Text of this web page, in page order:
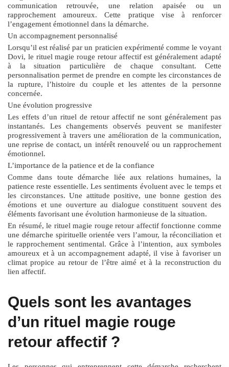
communication retrouvée, une relation apaisée ou un
rapprochement amoureux. Cette pratique vise à renforcer
l’engagement émotionnel dans la démarche.
Un accompagnement personnalisé
Lorsqu’il est réalisé par un praticien expérimenté comme le voyant
Dovi, le rituel magie rouge retour affectifest généralement adapté
à la situation particulière de chaque consultant. Cette
personnalisation permet de prendre en compte les circonstances de
la rupture, l’histoire du couple et les attentes de la personne
concernée.
Une évolution progressive
Les effets d’un rituel de retour affectif ne sont généralement pas
instantanés. Les changements observés peuvent se manifester
progressivement à travers une amélioration de la communication,
une reprise de contact, un intérêt renouvelé ou un rapprochement
émotionnel.
L’importance de la patience et de la confiance
Comme dans toute démarche liée aux relations humaines, la
patience reste essentielle. Les sentiments évoluent avec le temps et
les circonstances. Une attitude positive, une bonne gestion des
émotions et une ouverture au dialogue constituent souvent des
éléments favorisant une évolution harmonieuse de la situation.
En résumé, le rituel magie rouge retour affectiffonctionne comme
une démarche spirituelle orientée vers l’amour, la réconciliation et
le rapprochement sentimental. Grâce à l’intention, aux symboles
amoureux et à un accompagnement adapté, il vise à favoriser un
climat propice au retour de l’être aimé et à la reconstruction du
lien affectif.
Quels sont les avantages
d’un rituel magie rouge
retour affectif ?